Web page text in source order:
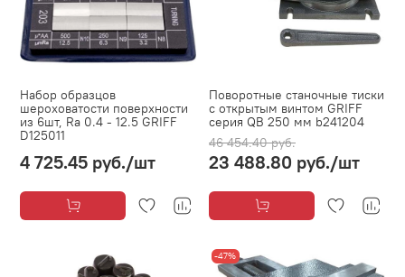
Набор образцов
шероховатости поверхности
из 6шт, Ra 0.4 - 12.5 GRIFF
D125011
4 725.45 руб./шт
Поворотные станочные тиски
с открытым винтом GRIFF
серия QB 250 мм b241204
46 454.40 руб.
23 488.80 руб./шт
-47%